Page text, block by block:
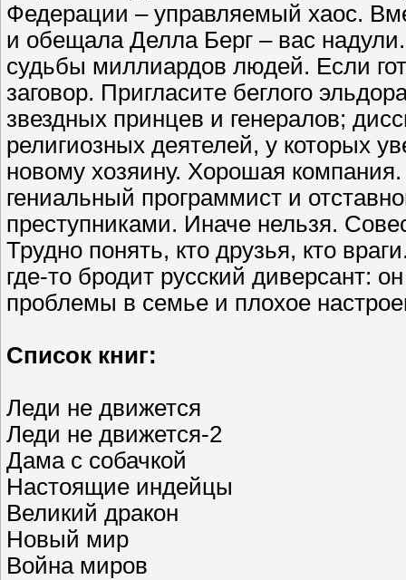
Федерации – управляемый хаос.
и обещала Делла Берг – вас
судьбы миллиардов людей. Если
заговор. Пригласите беглого
звездных принцев и генералов;
религиозных деятелей, у которых
новому хозяину. Хорошая
гениальный программист и
преступниками. Иначе нельзя.
Трудно понять, кто друзья, кто
где-то бродит русский диверсант:
проблемы в семье и плохое
Список книг:
Леди не движется
Леди не движется-2
Дама с собачкой
Настоящие индейцы
Великий дракон
Новый мир
Война миров